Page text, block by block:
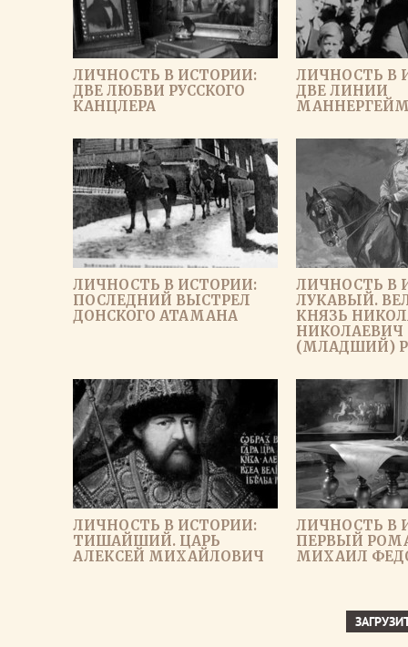
ЛИЧНОСТЬ В ИСТОРИИ:
ДВЕ ЛЮБВИ РУССКОГО
КАНЦЛЕРА
ЛИЧНОСТЬ В
ДВЕ ЛИНИИ
ЛИЧНОСТЬ В ИСТОРИИ:
ПОСЛЕДНИЙ ВЫСТРЕЛ
ДОНСКОГО АТАМАНА
ЛИЧНОСТЬ В
ЛУКАВЫЙ.
КНЯЗЬ
НИКОЛАЕВИЧ
(МЛАДШИЙ)
ЛИЧНОСТЬ В ИСТОРИИ:
ТИШАЙШИЙ. ЦАРЬ
АЛЕКСЕЙ МИХАЙЛОВИЧ
ЛИЧНОСТЬ В
ПЕРВЫЙ
МИХАИЛ